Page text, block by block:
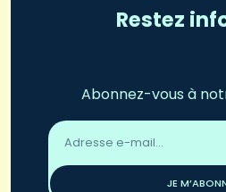
Restez
Abonnez-vous à
Adresse
email
JE